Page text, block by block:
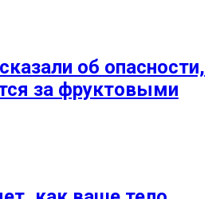
об опасности,
за фруктовыми